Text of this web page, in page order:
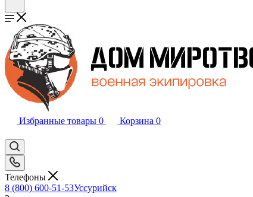
Избранные товары 0 Корзина 0
Телефоны
8 (800) 600-51-53Уссурийск